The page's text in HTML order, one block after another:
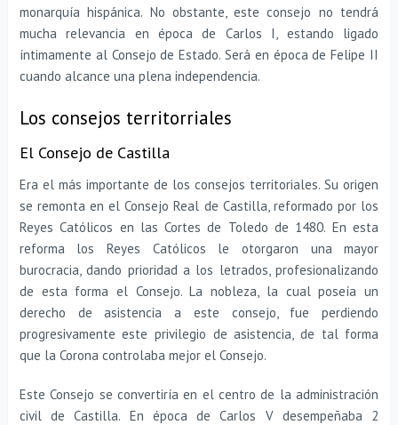
monarquía hispánica. No obstante, este consejo no tendrá
mucha relevancia en época de Carlos I, estando ligado
íntimamente al Consejo de Estado. Será en época de Felipe II
cuando alcance una plena independencia.
Los consejos territorriales
El Consejo de Castilla
Era el más importante de los consejos territoriales. Su origen
se remonta en el Consejo Real de Castilla, reformado por los
Reyes Católicos en las Cortes de Toledo de 1480. En esta
reforma los Reyes Católicos le otorgaron una mayor
burocracia, dando prioridad a los letrados, profesionalizando
de esta forma el Consejo. La nobleza, la cual poseía un
derecho de asistencia a este consejo, fue perdiendo
progresivamente este privilegio de asistencia, de tal forma
que la Corona controlaba mejor el Consejo.
Este Consejo se convertiría en el centro de la administración
civil de Castilla. En época de Carlos V desempeñaba 2